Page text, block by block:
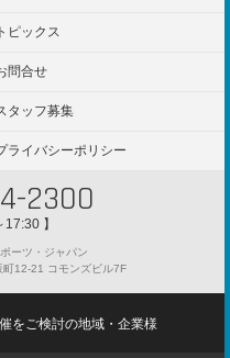
トピックス
問合せ
タッフ募集
ライバシーポリシー
2300
】
ーツ・ジャパン
12-21 コモンズビル7F
をご検討の地域・企業様